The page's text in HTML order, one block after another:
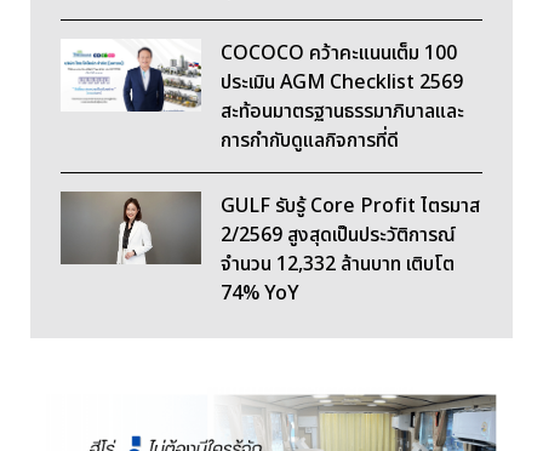
COCOCO คว้าคะแนนเต็ม 100
ประเมิน AGM Checklist 2569
สะท้อนมาตรฐานธรรมาภิบาลและ
การกำกับดูแลกิจการที่ดี
GULF รับรู้ Core Profit ไตรมาส
2/2569 สูงสุดเป็นประวัติการณ์
จำนวน 12,332 ล้านบาท เติบโต
74% YoY